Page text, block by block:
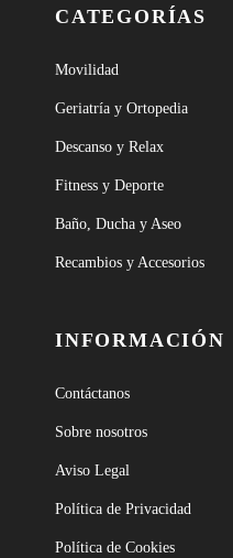
CATEGORÍAS
Movilidad
Geriatría y Ortopedia
Descanso y Relax
Fitness y Deporte
Baño, Ducha y Aseo
Recambios y Accesorios
INFORMACIÓN
Contáctanos
Sobre nosotros
Aviso Legal
Política de Privacidad
Política de Cookies